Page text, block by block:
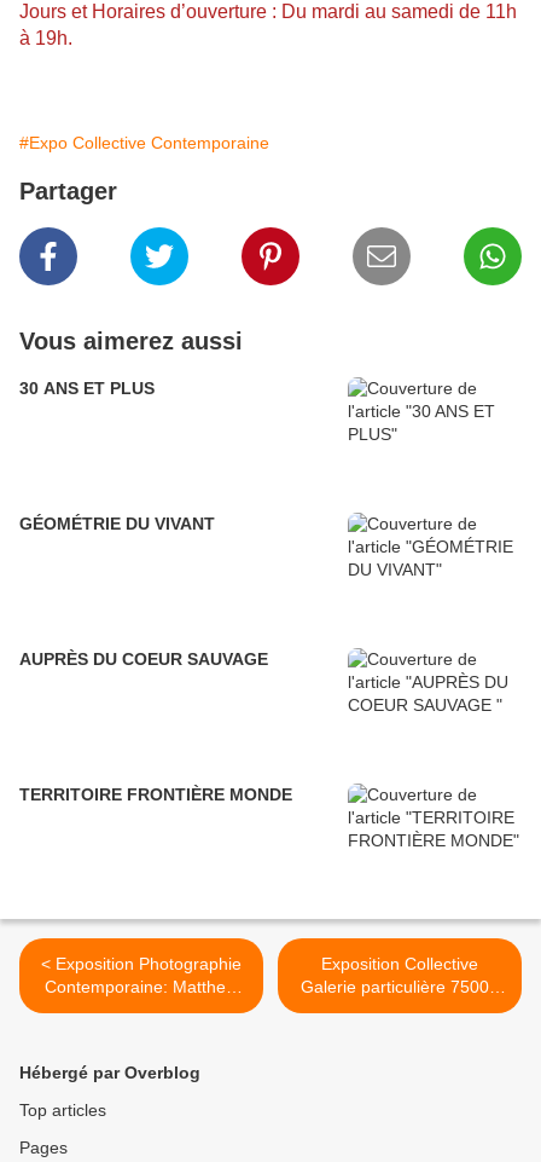
Jours et Horaires d’ouverture : Du mardi au samedi de 11h
à 19h.
#Expo Collective Contemporaine
Partager
Vous aimerez aussi
30 ANS ET PLUS
GÉOMÉTRIE DU VIVANT
AUPRÈS DU COEUR SAUVAGE
TERRITOIRE FRONTIÈRE MONDE
< Exposition Photographie
Contemporaine: Matthew
PORTER «The links are
Exposition Collective
Galerie particulière 75003
Paris
Hébergé par Overblog
Top articles
Pages